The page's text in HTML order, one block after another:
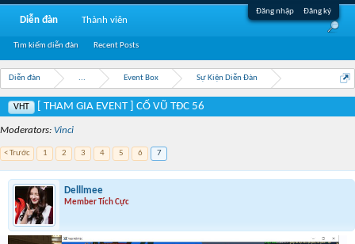
Đăng nhập Đăng ký
Diễn đàn ... Event Box Sự Kiện Diễn Đàn
VHT [ THAM GIA EVENT ] CỔ VŨ TĐC 56
Moderators: Vinci
< Trước 1 2 3 4 5 6 7
Delllmee
Member Tích Cực
Diễn đàn
Tìm kiếm diễn đàn Recent Posts
Thành viên